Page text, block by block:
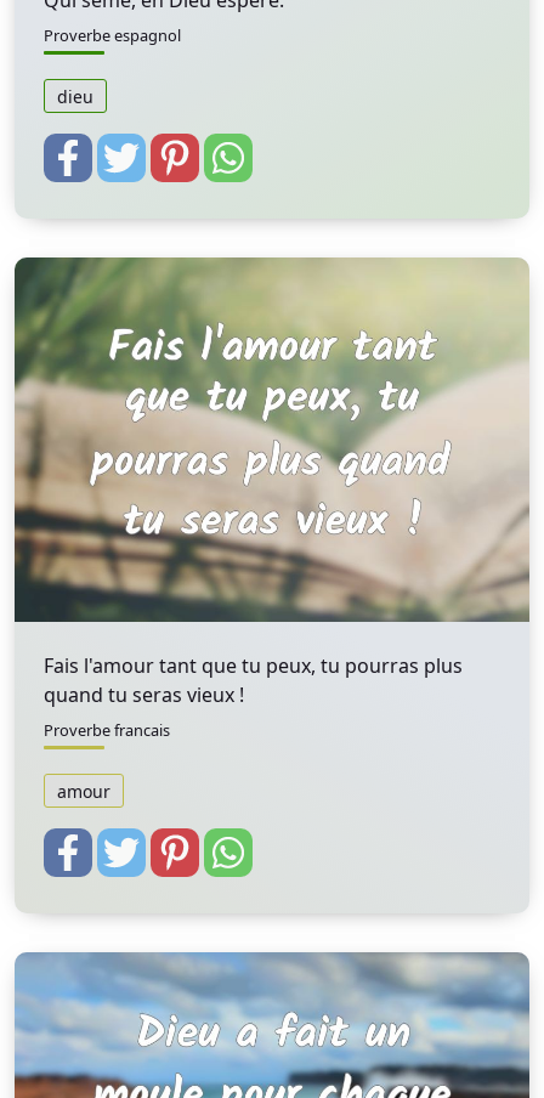
Proverbe espagnol
dieu
Fais l'amour tant que tu peux, tu pourras plus
quand tu seras vieux !
Proverbe francais
amour